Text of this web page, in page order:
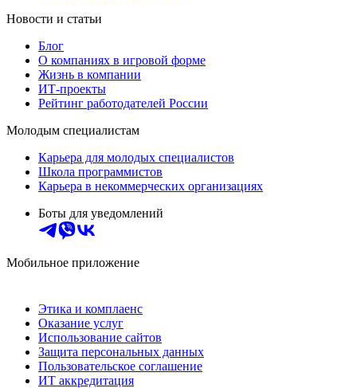
Новости и статьи
Блог
О компаниях в игровой форме
Жизнь в компании
ИТ-проекты
Рейтинг работодателей России
Молодым специалистам
Карьера для молодых специалистов
Школа программистов
Карьера в некоммерческих организациях
Боты для уведомлений
Мобильное приложение
Этика и комплаенс
Оказание услуг
Использование сайтов
Защита персональных данных
Пользовательское соглашение
ИТ аккредитация